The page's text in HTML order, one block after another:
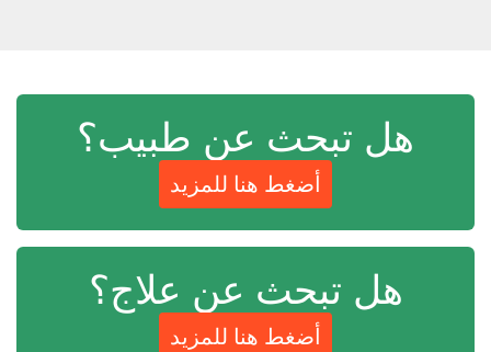
هل تبحث عن طبيب؟
أضغط هنا للمزيد
هل تبحث عن علاج؟
أضغط هنا للمزيد